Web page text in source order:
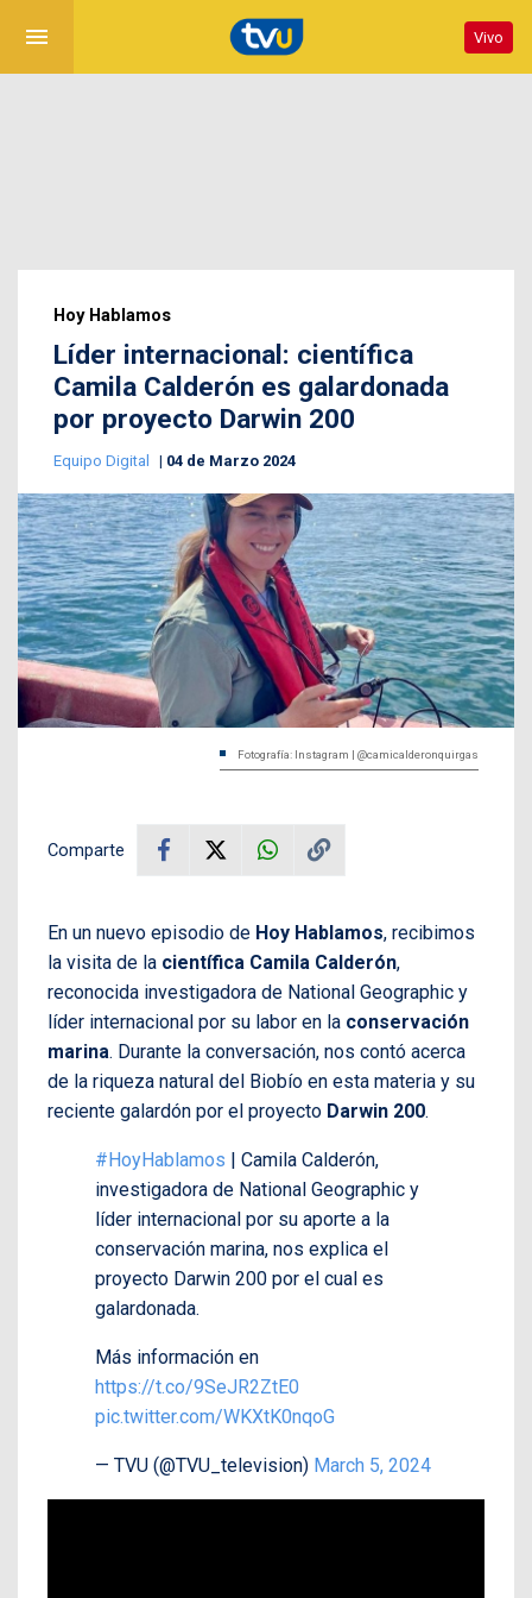
menu Vivo
Hoy Hablamos
Líder internacional: científica
Camila Calderón es galardonada
por proyecto Darwin 200
Equipo Digital 04 de Marzo 2024
Fotografía: Instagram | @camicalderonquirgas
Comparte
En un nuevo episodio de Hoy Hablamos, recibimos
la visita de la científica Camila Calderón,
reconocida investigadora de National Geographic y
líder internacional por su labor en la conservación
marina. Durante la conversación, nos contó acerca
de la riqueza natural del Biobío en esta materia y su
reciente galardón por el proyecto Darwin 200.
#HoyHablamos | Camila Calderón,
investigadora de National Geographic y
líder internacional por su aporte a la
conservación marina, nos explica el
proyecto Darwin 200 por el cual es
galardonada.
Más información en
https://t.co/9SeJR2ZtE0
pic.twitter.com/WKXtK0nqoG
— TVU (@TVU_television) March 5, 2024